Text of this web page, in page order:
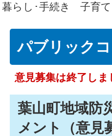
暮らし･手続き 子育
パブリック
意見募集は終了しま
葉山町地域防
メント（意見